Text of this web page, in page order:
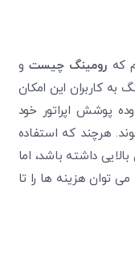
که رومینگ چیست و
کاربران این امکان
پوشش اپراتور خود
هرچند که استفاده
داشته باشد، اما
‌توان هزینه ‌ها را تا